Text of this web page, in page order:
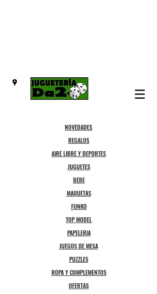
NOVEDADES
REGALOS
AIRE LIBRE Y DEPORTES
JUGUETES
BEBE
MAQUETAS
FUNKO
TOP MODEL
PAPELERIA
JUEGOS DE MESA
PUZZLES
ROPA Y COMPLEMENTOS
OFERTAS